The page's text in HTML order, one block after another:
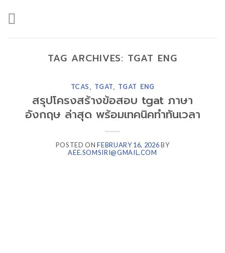
to
TAG ARCHIVES: TGAT ENG
TCAS, TGAT, TGAT ENG
สรุปโครงสร้างข้อสอบ tgat ภาษา
อังกฤษ ล่าสุด พร้อมเทคนิคทำทันเวลา
POSTED ONFEBRUARY 16, 2026BY
AEE.SOMSIRI@GMAIL.COM